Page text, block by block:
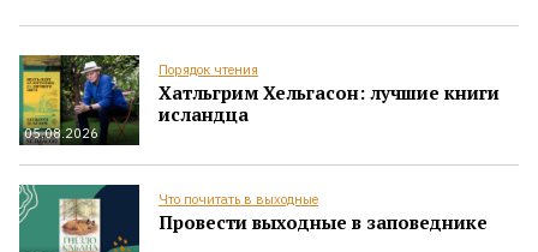
05.08.2026
Порядок чтения
Хатльгрим Хельгасон: лучшие книги
исландца
Что почитать в выходные
Провести выходные в заповеднике